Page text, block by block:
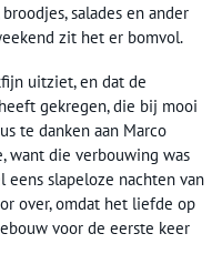
salades en ander
zit het er bomvol.
uitziet, en dat de
gekregen, die bij mooi
te danken aan Marco
want die verbouwing was
eens slapeloze nachten van
over, omdat het liefde op
voor de eerste keer